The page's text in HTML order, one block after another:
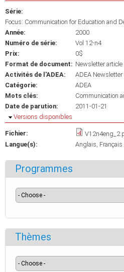
Série:
Focus: Communication for Education and
Année:
2000
Numéro de série:
Vol 12-n4
Prix:
0$
Format de document: Newsletter article
Activités de l'ADEA:
ADEA Newsletter
Catégorie:
ADEA
Mots clés:
Communication
Date de parution:
2011-01-21
Masquer
Versions disponibles
Fichier:
Langue(s):
Anglais Français
Programmes
Thèmes